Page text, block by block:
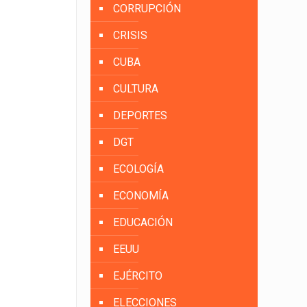
CORRUPCIÓN
CRISIS
CUBA
CULTURA
DEPORTES
DGT
ECOLOGÍA
ECONOMÍA
EDUCACIÓN
EEUU
EJÉRCITO
ELECCIONES